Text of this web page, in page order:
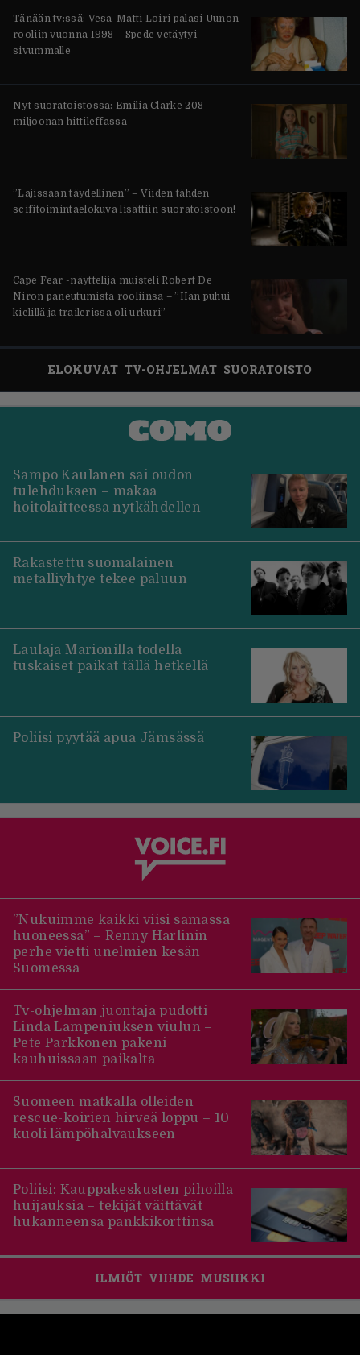
Tänään tv:ssä: Vesa-Matti Loiri palasi Uunon
rooliin vuonna 1998 – Spede vetäytyi
sivummalle
Nyt suoratoistossa: Emilia Clarke 208
miljoonan hittileffassa
”Lajissaan täydellinen” – Viiden tähden
scifitoimintaelokuva lisättiin suoratoistoon!
Cape Fear -näyttelijä muisteli Robert De
Niron paneutumista rooliinsa – ”Hän puhui
kielillä ja trailerissa oli urkuri”
ELOKUVAT TV-OHJELMAT SUORATOISTO
Sampo Kaulanen sai oudon
tulehduksen – makaa
hoitolaitteessa nytkähdellen
Rakastettu suomalainen
metalliyhtye tekee paluun
Laulaja Marionilla todella
tuskaiset paikat tällä hetkellä
Poliisi pyytää apua Jämsässä
”Nukuimme kaikki viisi samassa
huoneessa” – Renny Harlinin
perhe vietti unelmien kesän
Suomessa
Tv-ohjelman juontaja pudotti
Linda Lampeniuksen viulun –
Pete Parkkonen pakeni
kauhuissaan paikalta
Suomeen matkalla olleiden
rescue-koirien hirveä loppu – 10
kuoli lämpöhalvaukseen
Poliisi: Kauppakeskusten pihoilla
huijauksia – tekijät väittävät
hukanneensa pankkikorttinsa
ILMIÖT VIIHDE MUSIIKKI